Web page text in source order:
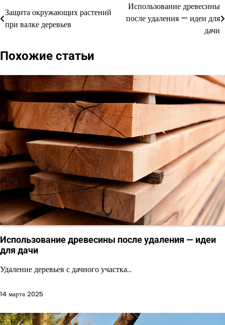
Навигация
по
Защита окружающих растений
при валке деревьев
Использование древесины
после удаления — идеи для
дачи
Похожие статьи
Использование древесины после удаления — идеи
для дачи
Удаление деревьев с дачного участка…
14 марта 2025